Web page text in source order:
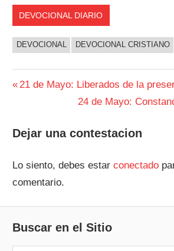
DEVOCIONAL DIARIO
DEVOCIONAL DEVOCIONAL CRISTIANO
Navegación
entradas
Entrada
21 de Mayo: Liberados de la
Siguiente
24 de Mayo:
Dejar una contestacion
Lo siento, debes estarconectado
comentario.
Buscar en el Sitio